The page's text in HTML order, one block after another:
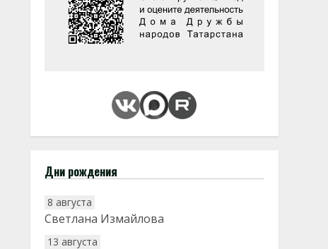
Дни рождения
8 августа
Светлана Измайлова
13 августа